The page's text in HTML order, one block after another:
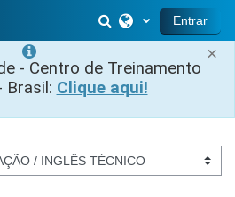
×
- Centro de Treinamento
Brasil: Clique aqui!
Alternar entrada
Entrar